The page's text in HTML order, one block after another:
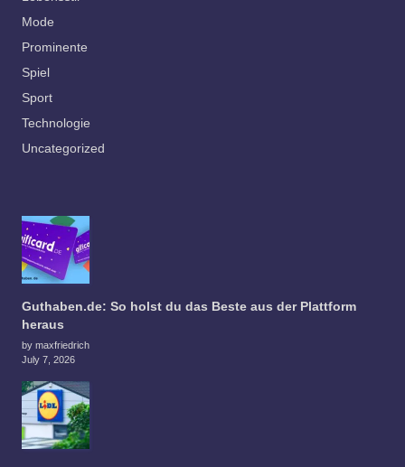
Mode
Prominente
Spiel
Sport
Technologie
Uncategorized
Guthaben.de: So holst du das Beste aus der Plattform
heraus
by maxfriedrich
July 7, 2026